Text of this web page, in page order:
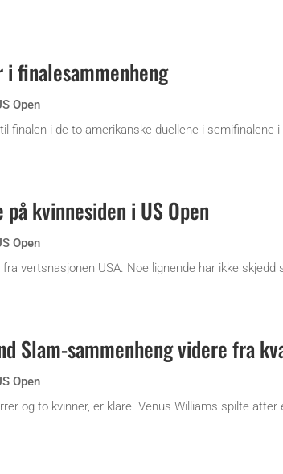
finalesammenheng
Open
finalen i de to amerikanske duellene i semifinalene i
kvinnesiden i US Open
Open
vertsnasjonen USA. Noe lignende har ikke skjedd
Slam-sammenheng videre fra
Open
og to kvinner, er klare. Venus Williams spilte atter